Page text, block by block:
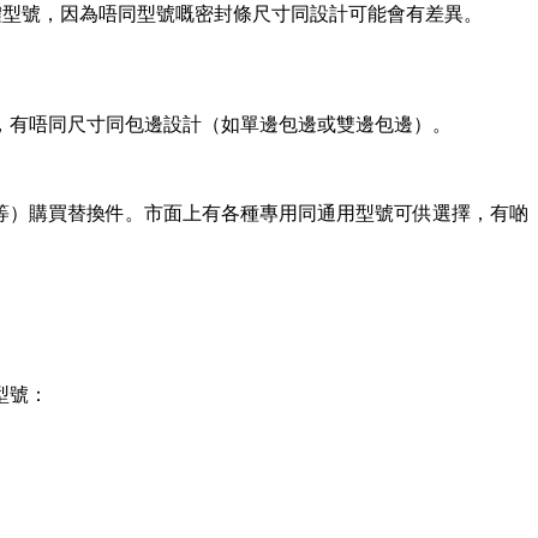
，因為唔同型號嘅密封條尺寸同設計可能會有差異。
唔同尺寸同包邊設計（如單邊包邊或雙邊包邊）。
購買替換件。市面上有各種專用同通用型號可供選擇，有啲
：